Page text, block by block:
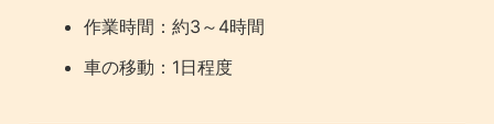
作業時間：約3～4時間
車の移動：1日程度